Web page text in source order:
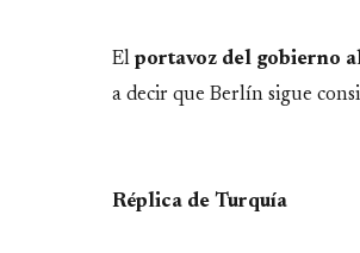
El portavoz del gobierno
a decir que Berlín sigue
Réplica de Turquía